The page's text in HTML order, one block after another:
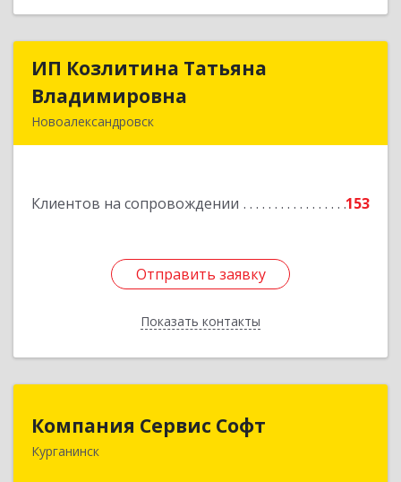
ИП Козлитина Татьяна
Владимировна
Новоалександровск
Клиентов на сопровождении 153
Отправить заявку
Показать контакты
ИП Козлитина Татьяна
Подробнее
Отправить заявку
Назад
Компания Сервис Софт
Курганинск
Компания Сервис Софт
352430, Краснодарский край, Курганинск г,